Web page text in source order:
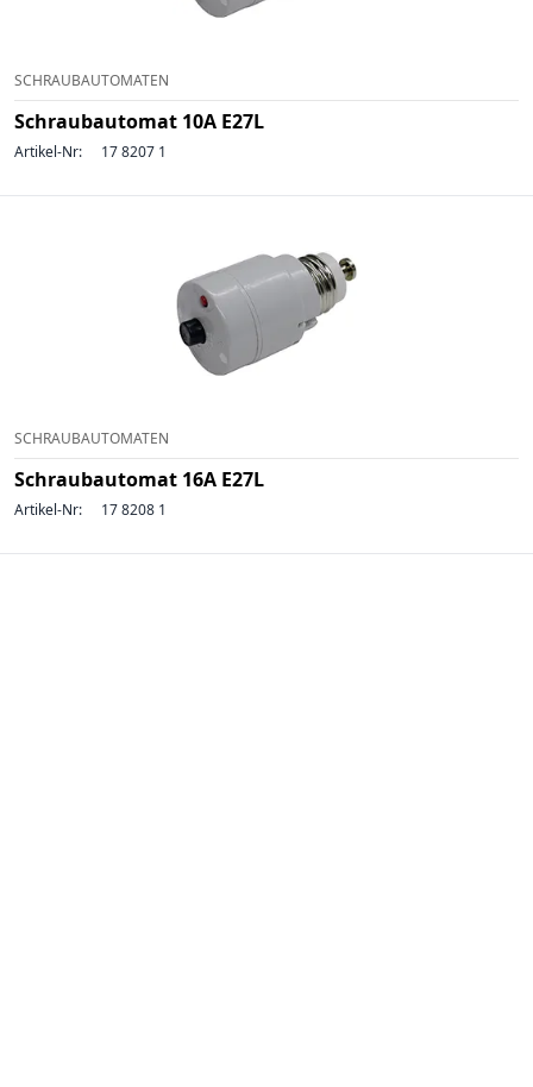
SCHRAUBAUTOMATEN
Schraubautomat 10A E27L
Artikel-Nr: 17 8207 1
SCHRAUBAUTOMATEN
Schraubautomat 16A E27L
Artikel-Nr: 17 8208 1